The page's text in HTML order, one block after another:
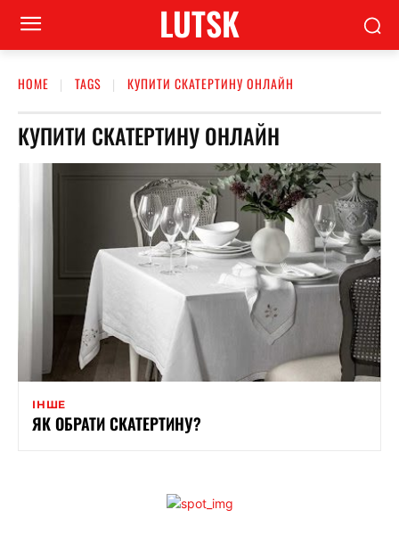
LUTSK
HOME TAGS КУПИТИ СКАТЕРТИНУ ОНЛАЙН
КУПИТИ СКАТЕРТИНУ ОНЛАЙН
ІНШЕ
ЯК ОБРАТИ СКАТЕРТИНУ?